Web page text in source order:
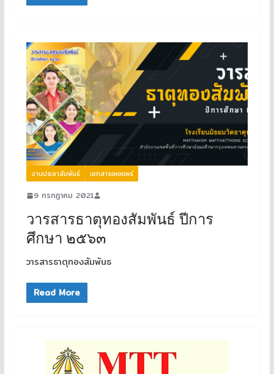
งานประชาสัมพันธ์ เอกสารเผยแพร่
9 กรกฎาคม 2021
วารสารธาตุทองสัมพันธ์ ปีการ
ศึกษา ๒๕๖๓
วารสารธาตุทองสัมพันธ
Read More